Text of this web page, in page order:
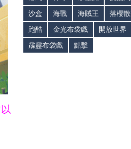
沙盒
海戰 海賊王
落櫻
跑酷
金光布袋戲
開放世界
霹靂布袋戲
點擊